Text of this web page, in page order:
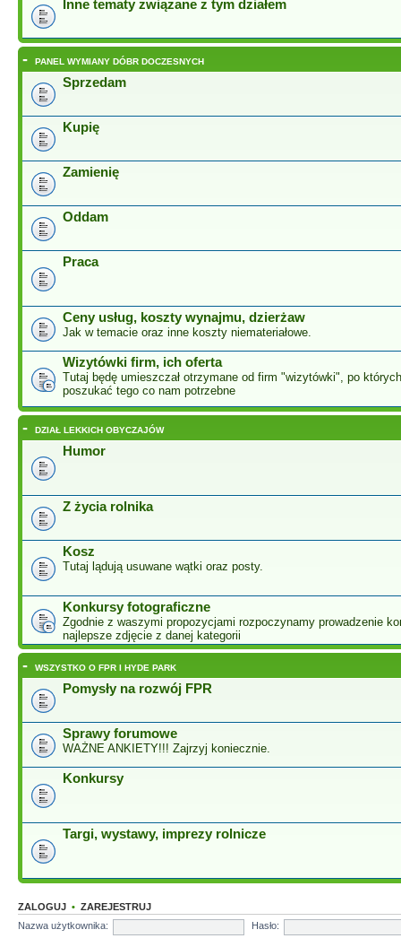
Inne tematy związane z tym działem
- PANEL WYMIANY DÓBR DOCZESNYCH
Sprzedam
Kupię
Zamienię
Oddam
Praca
Ceny usług, koszty wynajmu, dzierżaw
Jak w temacie oraz inne koszty niemateriałowe.
Wizytówki firm, ich oferta
Tutaj będę umieszczał otrzymane od firm "wizytówki", po
poszukać tego co nam potrzebne
- DZIAŁ LEKKICH OBYCZAJÓW
Humor
Z życia rolnika
Kosz
Tutaj lądują usuwane wątki oraz posty.
Konkursy fotograficzne
Zgodnie z waszymi propozycjami rozpoczynamy prowadzenie
najlepsze zdjęcie z danej kategorii
- WSZYSTKO O FPR I HYDE PARK
Pomysły na rozwój FPR
Sprawy forumowe
WAŻNE ANKIETY!!! Zajrzyj koniecznie.
Konkursy
Targi, wystawy, imprezy rolnicze
ZALOGUJ • ZAREJESTRUJ
Nazwa użytkownika:
Hasło: